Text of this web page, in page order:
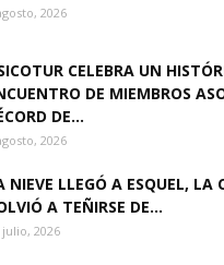
2026
CELEBRA UN
DE MIEMBROS
DE...
2026
NIEVE LLEGÓ A ESQUEL, LA
A TEÑIRSE DE...
julio, 2026